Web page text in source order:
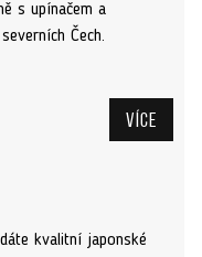
s upínačem a
Čech.
Více
kvalitní japonské